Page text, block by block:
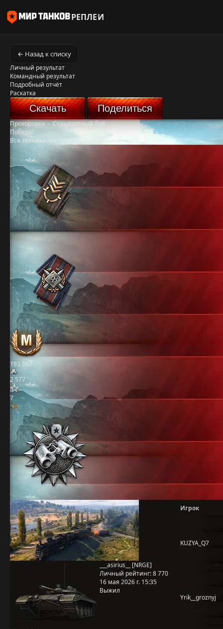
РЕПЛЕИ
← Назад к списку
Личный результат
Командный результат
Подробный отчёт
Раскатка
Скачать Поделиться
Прохоровка-Стандартный бой
Победа!
Вся техника противника уничтожена
193 657
2 577
7
___asirius__ [NRGE]
Личный рейтинг:8 770
16 мая 2026 г. 15:35
Выжил
Игрок
KUZYA_Q7
Yrik__groznyj